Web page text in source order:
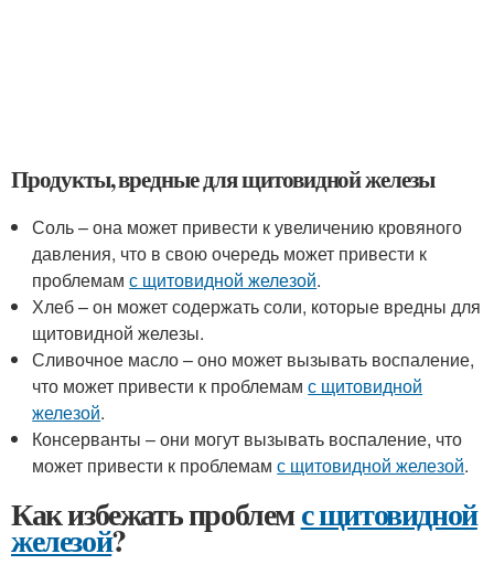
Продукты, вредные для щитовидной железы
Соль – она может привести к увеличению кровяного
давления, что в свою очередь может привести к
проблемамс щитовидной железой.
Хлеб – он может содержать соли, которые вредны для
щитовидной железы.
Сливочное масло – оно может вызывать воспаление,
что может привести к проблемамс щитовидной
железой.
Консерванты – они могут вызывать воспаление, что
может привести к проблемамс щитовидной железой.
Как избежать проблемс щитовидной
железой?